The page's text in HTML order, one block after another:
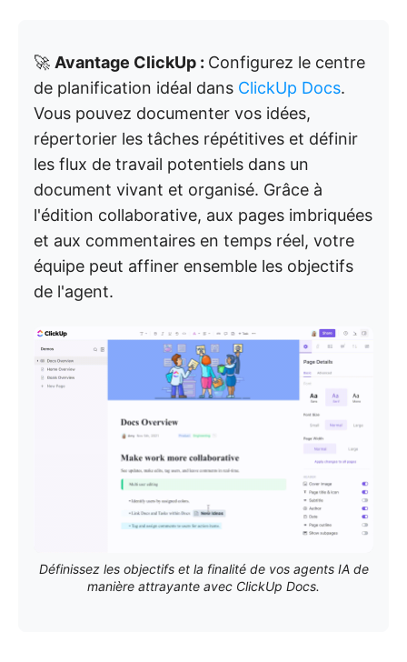
🚀 Avantage ClickUp : Configurez le centre
de planification idéal dans ClickUp Docs.
Vous pouvez documenter vos idées,
répertorier les tâches répétitives et définir
les flux de travail potentiels dans un
document vivant et organisé. Grâce à
l'édition collaborative, aux pages imbriquées
et aux commentaires en temps réel, votre
équipe peut affiner ensemble les objectifs
de l'agent.
Définissez les objectifs et la finalité de vos agents IA de
manière attrayante avec ClickUp Docs.